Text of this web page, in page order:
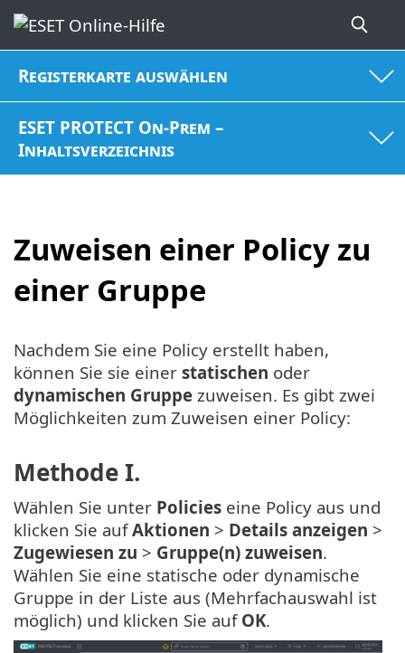
Registerkarte auswählen
ESET PROTECT On-Prem –
Inhaltsverzeichnis
Zuweisen einer Policy zu
einer Gruppe
Nachdem Sie eine Policy erstellt haben,
können Sie sie einer statischen oder
dynamischen Gruppe zuweisen. Es gibt zwei
Möglichkeiten zum Zuweisen einer Policy:
Methode I.
Wählen Sie unter Policies eine Policy aus und
klicken Sie aufAktionen > Details anzeigen >
Zugewiesen zu > Gruppe(n) zuweisen.
Wählen Sie eine statische oder dynamische
Gruppe in der Liste aus (Mehrfachauswahl ist
möglich) und klicken Sie auf OK.